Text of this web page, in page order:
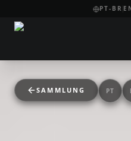
PT-BR
SAMMLUNG PT